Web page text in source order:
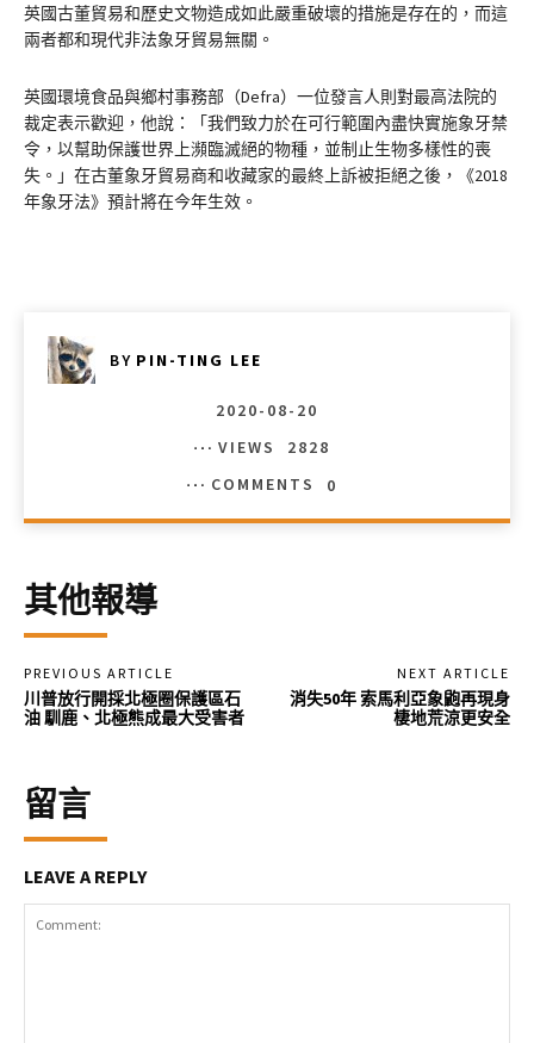
英國古董貿易和歷史文物造成如此嚴重破壞的措施是存在的，而這
兩者都和現代非法象牙貿易無關。
英國環境食品與鄉村事務部（Defra）一位發言人則對最高法院的
裁定表示歡迎，他說：「我們致力於在可行範圍內盡快實施象牙禁
令，以幫助保護世界上瀕臨滅絕的物種，並制止生物多樣性的喪
失。」在古董象牙貿易商和收藏家的最終上訴被拒絕之後，《2018
年象牙法》預計將在今年生效。
BY PIN-TING LEE
2020-08-20
VIEWS
2828
COMMENTS
0
其他報導
PREVIOUS ARTICLE
川普放行開採北極圈保護區石
油 馴鹿、北極熊成最大受害者
NEXT ARTICLE
消失50年 索馬利亞象鼩再現身
棲地荒涼更安全
留言
LEAVE A REPLY